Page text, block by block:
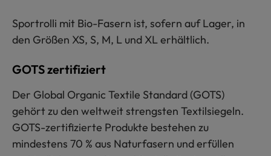
Sportrolli mit Bio-Fasern ist, sofern auf Lager, in
den Größen XS, S, M, L und XL erhältlich.
GOTS zertifiziert
Der Global Organic Textile Standard (GOTS)
gehört zu den weltweit strengsten Textilsiegeln.
GOTS-zertifizierte Produkte bestehen zu
mindestens 70 % aus Naturfasern und erfüllen